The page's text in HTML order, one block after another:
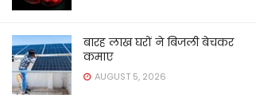
बारह लाख घरों ने बिजली बेचकर
कमाए
AUGUST 5, 2026